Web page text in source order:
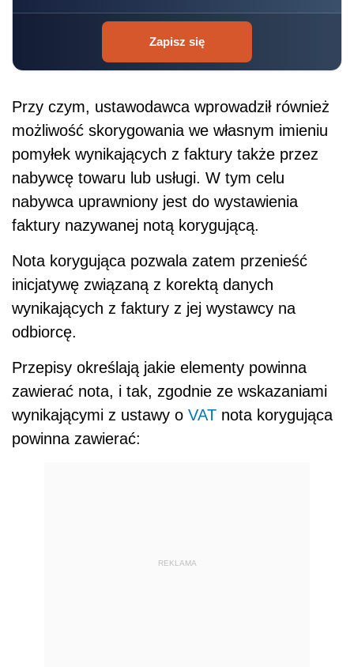
Zapisz się
Przy czym, ustawodawca wprowadził również
możliwość skorygowania we własnym imieniu
pomyłek wynikających z faktury także przez
nabywcę towaru lub usługi. W tym celu
nabywca uprawniony jest do wystawienia
faktury nazywanej notą korygującą.
Nota korygująca pozwala zatem przenieść
inicjatywę związaną z korektą danych
wynikających z faktury z jej wystawcy na
odbiorcę.
Przepisy określają jakie elementy powinna
zawierać nota, i tak, zgodnie ze wskazaniami
wynikającymi z ustawy o VAT nota korygująca
powinna zawierać:
REKLAMA